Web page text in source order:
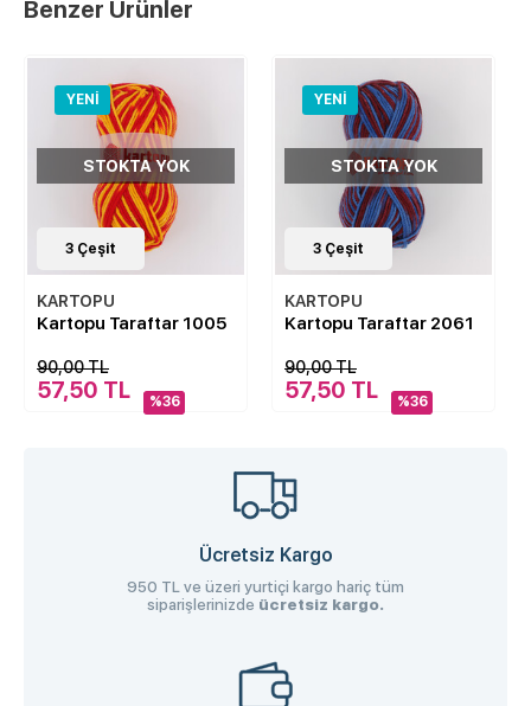
Benzer Ürünler
YENI
3 Çeşit
STOKTA YOK
KARTOPU
Kartopu Taraftar 1005
90,00 TL
57,50 TL %36
YENI
3 Çeşit
STOKTA YOK
KARTOPU
Kartopu Taraftar 2061
90,00 TL
57,50 TL %36
Ücretsiz Kargo
950 TL ve üzeri yurtiçi kargo hariç tüm
siparişlerinizde ücretsiz kargo.